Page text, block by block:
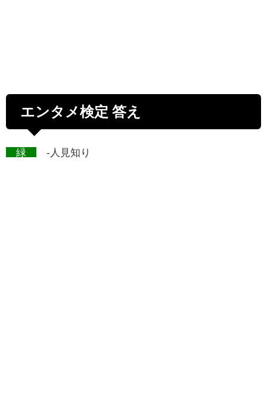
エンタメ検定 答え
緑 -人見知り